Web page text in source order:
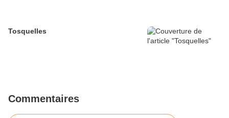
Tosquelles
Commentaires